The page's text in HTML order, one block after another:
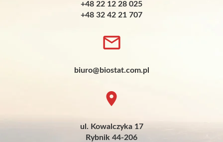
+48 22 12 28 025
+48 32 42 21 707
biuro@biostat.com.pl
ul. Kowalczyka 17
Rybnik 44-206